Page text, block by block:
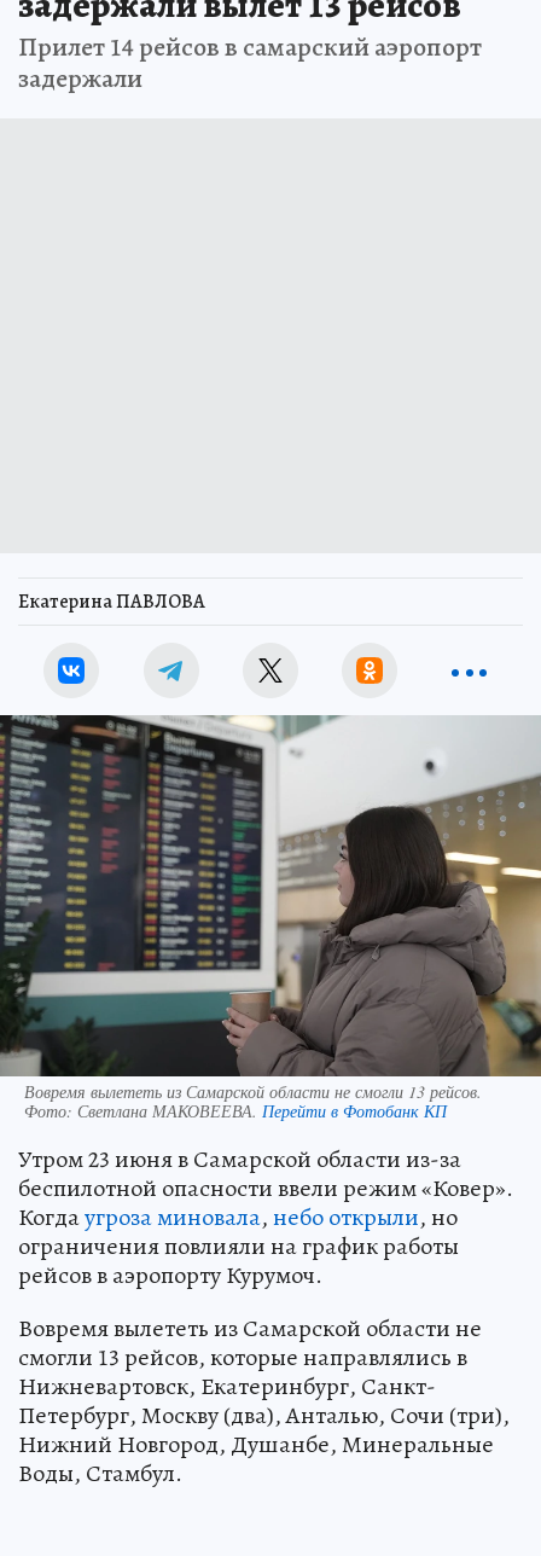
Прилет 14 рейсов в самарский аэропорт
задержали
Екатерина ПАВЛОВА
Вовремя вылететь из Самарской области не смогли 13 рейсов.
Фото: Светлана МАКОВЕЕВА. Перейти в Фотобанк КП
Утром 23 июня в Самарской области из-за
беспилотной опасности ввели режим «Ковер».
Когдаугроза миновала,небо открыли, но
ограничения повлияли на график работы
рейсов в аэропорту Курумоч.
Вовремя вылететь из Самарской области не
смогли 13 рейсов, которые направлялись в
Нижневартовск, Екатеринбург, Санкт-
Петербург, Москву (два), Анталью, Сочи (три),
Нижний Новгород, Душанбе, Минеральные
Воды, Стамбул.